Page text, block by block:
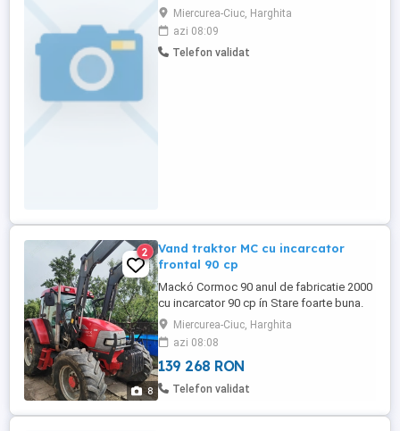
angajează excavatorist pentru lucrări
specifice. Cerințe: - Experiență în operarea
excavatorului - Seriozitate și
responsabilitate - Capacitate de lucru în
Miercurea-Ciuc, Harghita
azi 08:09
Telefon validat
8
2
Vand traktor MC cu incarcator
frontal 90 cp
Mackó Cormoc 90 anul de fabricatie 2000
cu incarcator 90 cp ín Stare foarte buna.
Motor Perkins 4 cilindri.
Miercurea-Ciuc, Harghita
azi 08:08
139 268 RON
Telefon validat